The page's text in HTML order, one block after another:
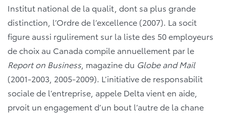
Institut national de la qualit, dont sa plus grande
distinction, l’Ordre de l’excellence (2007). La socit
figure aussi rgulirement sur la liste des 50 employeurs
de choix au Canada compile annuellement par le
Report on Business, magazine du Globe and Mail
(2001-2003, 2005-2009). L’initiative de responsabilit
sociale de l’entreprise, appele Delta vient en aide,
prvoit un engagement d’un bout l’autre de la chane